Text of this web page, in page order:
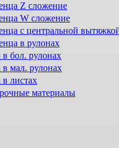
Z сложение
W сложение
с центральной
в рулонах
в бол. рулонах
в мал. рулонах
в листах
материалы